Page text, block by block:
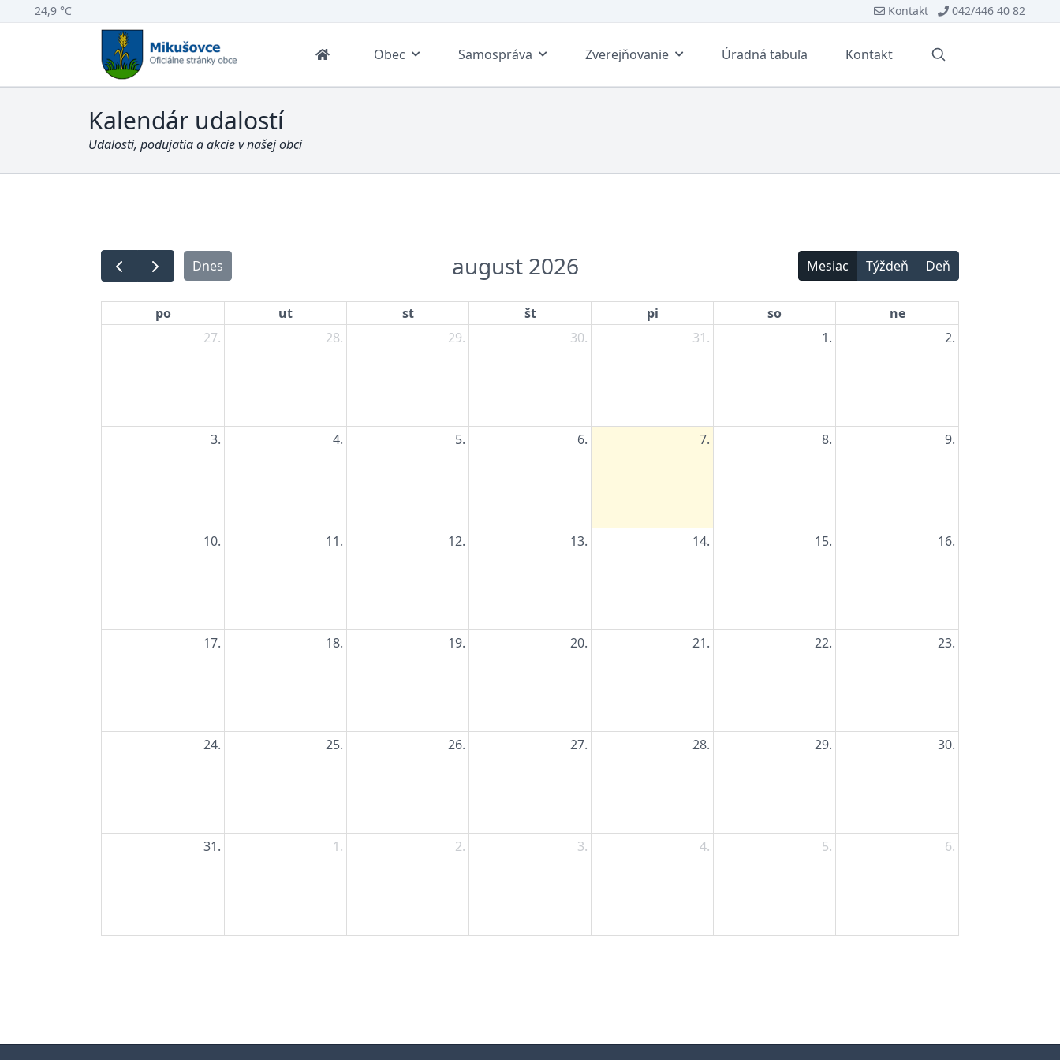
24,9 °C Kontakt 042/446 40 82
Obec Samospráva Zverejňovanie Úradná tabuľa Kontakt Vyhľadávanie
Kalendár udalostí
Udalosti, podujatia a akcie v našej obci
Dnes august 2026 Mesiac Týždeň Deň
po ut st št pi so
ne
27.
28. 29. 30. 31. 1. 2.
3. 4. 5. 6. 7. 8. 9.
10. 11. 12. 13. 14. 15. 16.
17. 18. 19. 20. 21. 22. 23.
24. 25. 26. 27. 28. 29. 30.
31. 1. 2. 3. 4. 5. 6.